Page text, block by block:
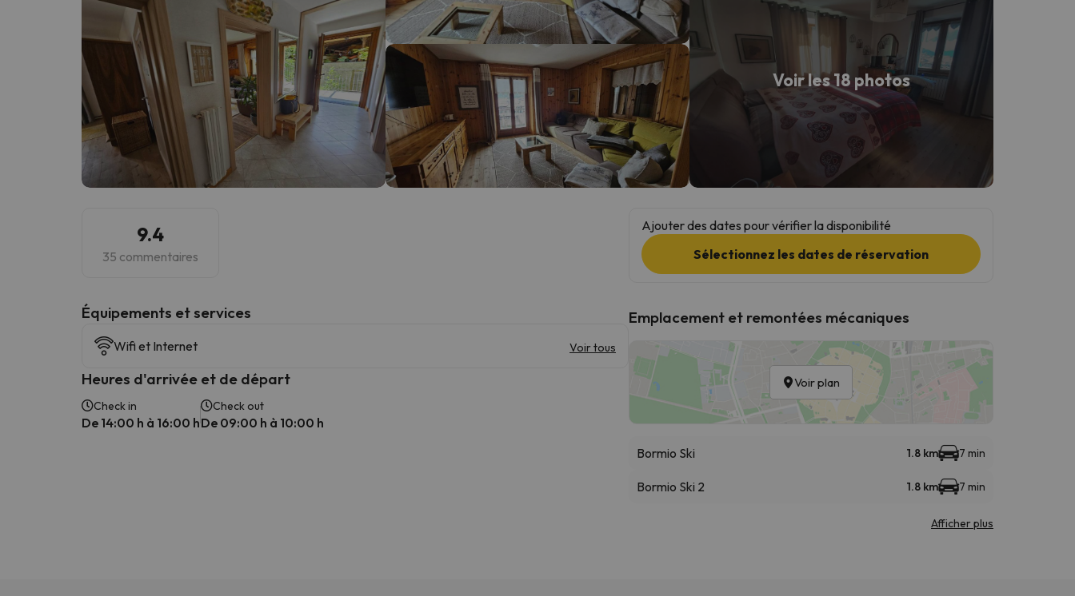
Il semble que notre chercheur se soit égaré. Dès qu'il aura retrouvé sa boussole, il reviendra.
Voir les 18 photos
9.4
35 commentaires
​Équipements et services
Wifi et Internet Voir tous
Heures d'arrivée et de départ
Check in
De 14:00 h à 16:00 h
Check out
De 09:00 h à 10:00 h
Ajouter des dates pour vérifier la disponibilité
Sélectionnez les dates de réservation
Emplacement et remontées mécaniques
Voir plan
Bormio Ski 1.8 km 7 min
Bormio Ski 2 1.8 km 7 min
Afficher plus